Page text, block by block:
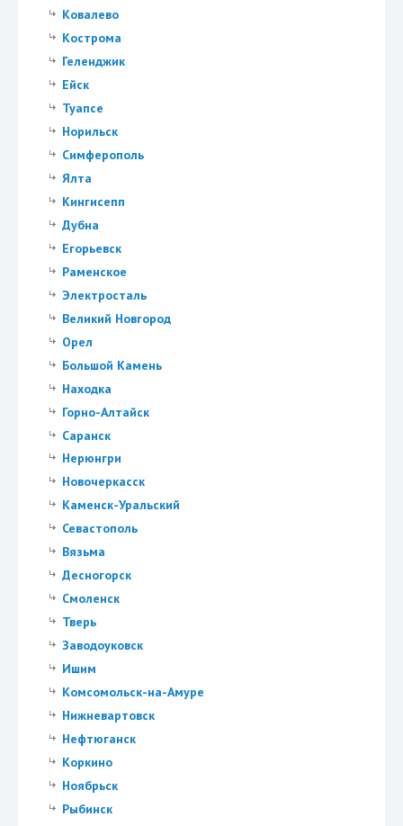
Ковалево
Кострома
Геленджик
Ейск
Туапсе
Норильск
Симферополь
Ялта
Кингисепп
Дубна
Егорьевск
Раменское
Электросталь
Великий Новгород
Орел
Большой Камень
Находка
Горно-Алтайск
Саранск
Нерюнгри
Новочеркасск
Каменск-Уральский
Севастополь
Вязьма
Десногорск
Смоленск
Тверь
Заводоуковск
Ишим
Комсомольск-на-Амуре
Нижневартовск
Нефтюганск
Коркино
Ноябрьск
Рыбинск